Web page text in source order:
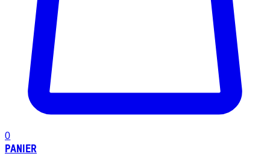
0
PANIER